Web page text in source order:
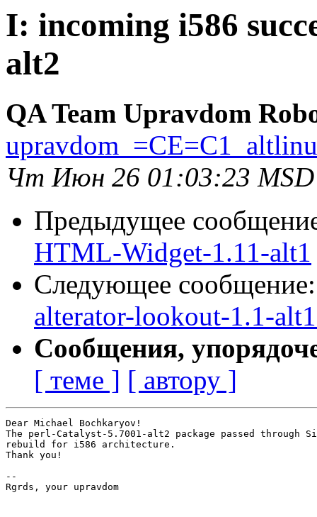
I: incoming i586
alt2
QA Team Upravdom
Чт Июн 26 01:03:23
Предыдущее
HTML-Widget-1.11-alt1
Следующее
alterator-lookout-1.1-
Сообщения,
[ теме ] [ автору ]
Dear Michael Bochkaryov!
The perl-Catalyst-5.7001-alt2 package passed through
rebuild for i586 architecture.
Thank you!
--
Rgrds, your upravdom